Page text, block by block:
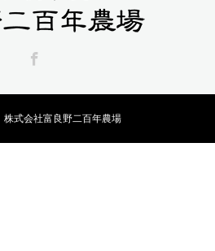
株式会社富良野二百年農場